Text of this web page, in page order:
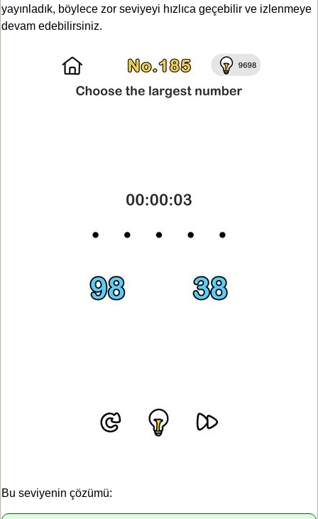
yayınladık, böylece zor seviyeyi hızlıca geçebilir ve izlenmeye
devam edebilirsiniz.
Bu seviyenin çözümü: